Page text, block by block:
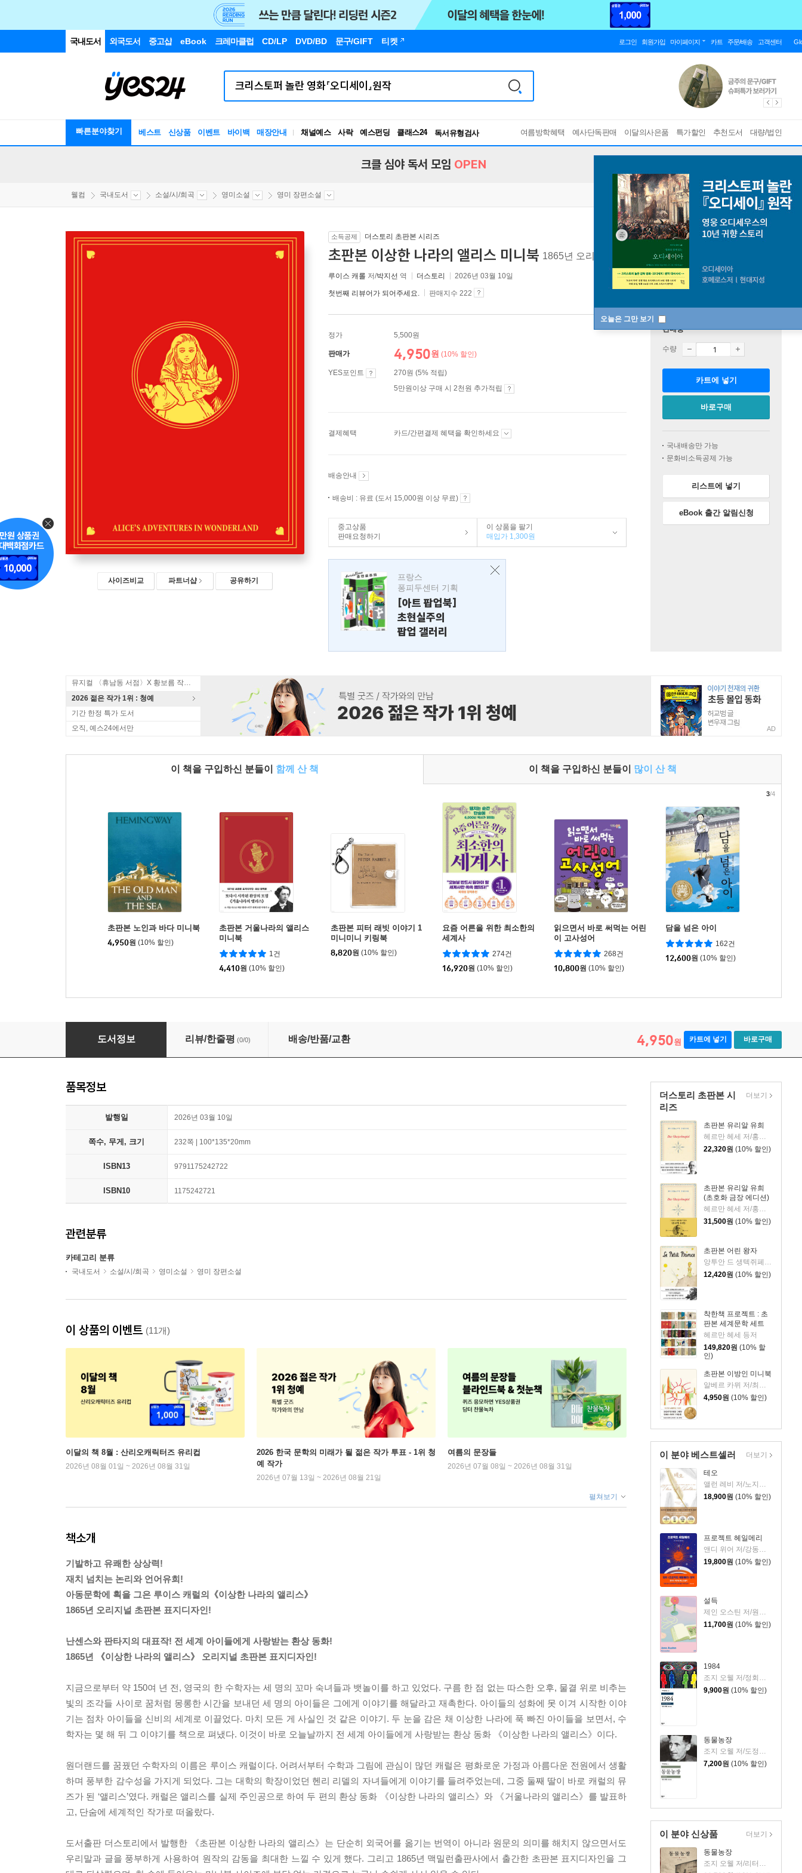
국내도서 외국도서 중고샵 eBook 크레마클럽 CD/LP DVD/BD 문구/GIFT 티켓 로그인 회원가입 마이페이지 카트 주문/배송 고객센터
빠른분야찾기 베스트 신상품 이벤트 바이백 매장안내 채널예스 사락 예스펀딩 클래스24
독서유형검사
RBTI Lab
여름방학혜택 예사단독판매 이달의사은품 특가할인 추천도서 대량/법인
오늘은 그만 보기
크클 심야 독서 모임 OPEN
웰컴 국내도서 소설/시/희곡 영미소설 영미 장편소설
사이즈비교 파트너샵 공유하기
소득공제 더스토리 초판본 시리즈
초판본 이상한 나라의 앨리스 미니북 1865년 오리지널 초판본 표지디자인
루이스 캐롤 저/박지선 역 더스토리 2026년 03월 10일
첫번째 리뷰어가 되어주세요. 판매지수 222
정가 5,500원
판매가 4,950원 (10% 할인)
YES포인트
270원 (5% 적립)
5만원이상 구매 시 2천원 추가적립
결제혜택 카드/간편결제 혜택을 확인하세요
배송안내
배송비 : 유료 (도서 15,000원 이상 무료)
중고상품
판매요청하기
이 상품을 팔기
매입가 1,300원
프랑스
퐁피두센터 기획
[아트 팝업북]
초현실주의
팝업 갤러리
판매중
수량
카트에 넣기
바로구매
국내배송만 가능
문화비소득공제 가능
리스트에 넣기
eBook 출간 알림신청
뮤지컬 〈휴남동 서점〉X 황보름 작가 북토크
2026 젊은 작가 1위 : 청예
기간 한정 특가 도서
오직, 예스24에서만
AD
이 책을 구입하신 분들이 함께 산 책 이 책을 구입하신 분들이 많이 산 책
초판본 노인과 바다 미니북
4,950원 (10% 할인)
초판본 거울나라의 앨리스
미니북
1건
4,410원 (10% 할인)
초판본 피터 래빗 이야기 1
미니미니 키링북
8,820원 (10% 할인)
요즘 어른을 위한 최소한의
세계사
274건
16,920원 (10% 할인)
읽으면서 바로 써먹는 어린
이 고사성어
268건
10,800원 (10% 할인)
담을 넘은 아이
162건
12,600원 (10% 할인)
3/4
초판본 이상한 나라의 앨리스 미니북
도서정보 리뷰/한줄평 (0/0) 배송/반품/교환 4,950원 카트에 넣기 바로구매
더스토리 초판본 시
리즈
초판본 유리알 유희
헤르만 헤세 저/홍진호 역
22,320원 (10% 할인)
초판본 유리알 유희
(초호화 금장 에디션)
헤르만 헤세 저/홍진호 역
31,500원 (10% 할인)
초판본 어린 왕자
앙투안 드 생텍쥐페리 저/김미정 역
12,420원 (10% 할인)
착한책 프로젝트 : 초
판본 세계문학 세트
헤르만 헤세 등저
149,820원 (10% 할
인)
초판본 이방인 미니북
알베르 카뮈 저/최헵시바 역
4,950원 (10% 할인)
더보기
이 분야 베스트셀러
테오
18,900원 (10% 할인)
프로젝트 헤일메리
앤디 위어 저/강동혁 역
19,800원 (10% 할인)
설득
제인 오스틴 저/원영선,전신화 공역
11,700원 (10% 할인)
1984
9,900원 (10% 할인)
동물농장
7,200원 (10% 할인)
더보기
이 분야 신상품
동물농장
더보기
품목정보
발행일 2026년 03월 10일
쪽수, 무게, 크기 232쪽 | 100*135*20mm
ISBN13 9791175242722
ISBN10 1175242721
관련분류
카테고리 분류
국내도서 소설/시/희곡 영미소설 영미 장편소설
이 상품의 이벤트 (11개)
이달의 책 8월 : 산리오캐릭터즈 유리컵
2026년 08월 01일 ~ 2026년 08월 31일
2026 한국 문학의 미래가 될 젊은 작가 투표 - 1위 청
예 작가
2026년 07월 13일 ~ 2026년 08월 21일
여름의 문장들
2026년 07월 08일 ~ 2026년 08월 31일
펼쳐보기
책소개
기발하고 유쾌한 상상력!
재치 넘치는 논리와 언어유희!
아동문학에 획을 그은 루이스 캐럴의《이상한 나라의 앨리스》
1865년 오리지널 초판본 표지디자인!
난센스와 판타지의 대표작! 전 세계 아이들에게 사랑받는 환상 동화!
1865년 《이상한 나라의 앨리스》 오리지널 초판본 표지디자인!
지금으로부터 약 150여 년 전, 영국의 한 수학자는 세 명의 꼬마 숙녀들과 뱃놀이를 하고 있었다. 구름 한 점 없는 따스한 오후, 물결 위로 비추는
빛의 조각들 사이로 꿈처럼 몽롱한 시간을 보내던 세 명의 아이들은 그에게 이야기를 해달라고 재촉한다. 아이들의 성화에 못 이겨 시작한 이야
기는 점차 아이들을 신비의 세계로 이끌었다. 마치 모든 게 사실인 것 같은 이야기. 두 눈을 감은 채 이상한 나라에 푹 빠진 아이들을 보면서, 수
학자는 몇 해 뒤 그 이야기를 책으로 펴냈다. 이것이 바로 오늘날까지 전 세계 아이들에게 사랑받는 환상 동화 《이상한 나라의 앨리스》이다.
원더랜드를 꿈꿨던 수학자의 이름은 루이스 캐럴이다. 어려서부터 수학과 그림에 관심이 많던 캐럴은 평화로운 가정과 아름다운 전원에서 생활
하며 풍부한 감수성을 가지게 되었다. 그는 대학의 학장이었던 헨리 리델의 자녀들에게 이야기를 들려주었는데, 그중 둘째 딸이 바로 캐럴의 뮤
즈가 된 ‘앨리스’였다. 캐럴은 앨리스를 실제 주인공으로 하여 두 편의 환상 동화 《이상한 나라의 앨리스》와 《거울나라의 앨리스》를 발표하
고, 단숨에 세계적인 작가로 떠올랐다.
도서출판 더스토리에서 발행한 《초판본 이상한 나라의 앨리스》는 단순히 외국어를 옮기는 번역이 아니라 원문의 의미를 해치지 않으면서도
우리말과 글을 풍부하게 사용하여 원작의 감동을 최대한 느낄 수 있게 했다. 그리고 1865년 맥밀런출판사에서 출간한 초판본 표지디자인을 그